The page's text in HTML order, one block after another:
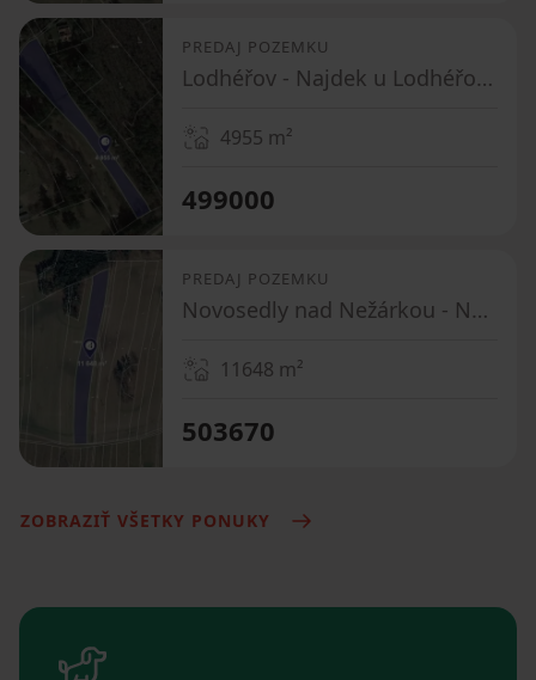
PREDAJ POZEMKU
Lodhéřov - Najdek u Lodhéřova, Jihočeský kraj
4955 m²
499000
PREDAJ POZEMKU
Novosedly nad Nežárkou - Novosedly nad Nežárkou, Jihočeský kraj
11648 m²
503670
ZOBRAZIŤ VŠETKY PONUKY